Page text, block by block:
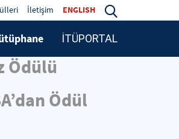
İletişim ENGLISH
İTÜPORTAL
Ödülü
Ödül